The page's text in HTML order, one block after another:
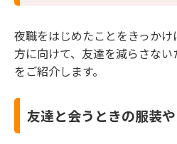
夜職をはじめたことをきっか
方に向けて、友達を減らさな
をご紹介します。
友達と会うときの服装